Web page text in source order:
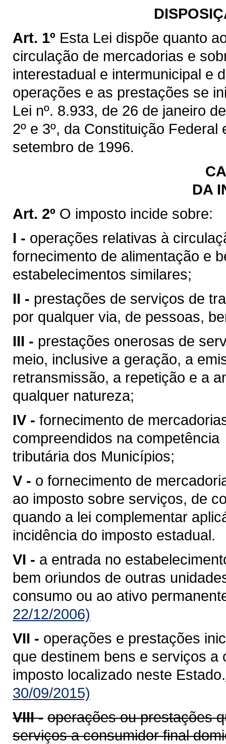
Art. 1º Esta Lei dispõe quanto
circulação de mercadorias e
interestadual e intermunicipal e
operações e as prestações se
Lei nº. 8.933, de 26 de janeiro
2º e 3º, da Constituição
setembro de 1996.
DA
Art. 2º O imposto incide sobre:
I - operações relativas à
fornecimento de alimentação e
estabelecimentos similares;
II - prestações de serviços de
por qualquer via, de pessoas,
III - prestações onerosas de
meio, inclusive a geração, a
retransmissão, a repetição e a
qualquer natureza;
IV - fornecimento de
compreendidos na competência
tributária dos Municípios;
V - o fornecimento de
ao imposto sobre serviços, de
quando a lei complementar
incidência do imposto estadual.
VI - a entrada no
bem oriundos de outras
consumo ou ao ativo
22/12/2006)
VII - operações e prestações
que destinem bens e serviços a
imposto localizado neste Estado.
30/09/2015)
VIII - operações ou prestações
serviços a consumidor final